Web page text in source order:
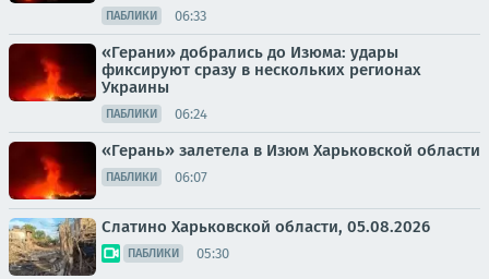
ПАБЛИКИ 06:33
«Герани» добрались до Изюма: удары
фиксируют сразу в нескольких регионах
Украины
ПАБЛИКИ 06:24
«Герань» залетела в Изюм Харьковской области
ПАБЛИКИ 06:07
Слатино Харьковской области, 05.08.2026
ПАБЛИКИ 05:30